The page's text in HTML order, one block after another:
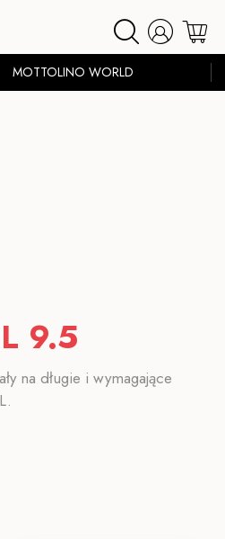
MOTTOLINO WORLD
9.5
na długie i wymagające